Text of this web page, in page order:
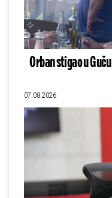
Orban stigao u
07.08.2026